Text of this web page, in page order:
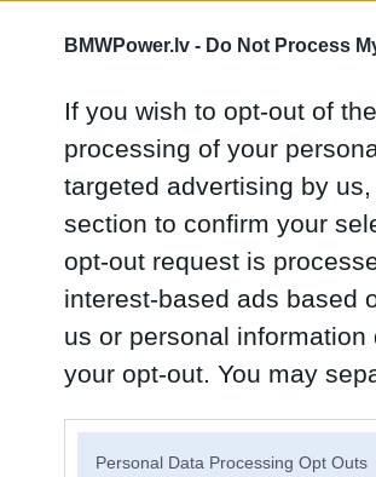
BMWPower.lv - Do Not Process
If you wish to opt-out of
processing of your
targeted advertising by
section to confirm your
opt-out request is
interest-based ads based
us or personal
your opt-out. You may
Personal Data Processing Opt Outs